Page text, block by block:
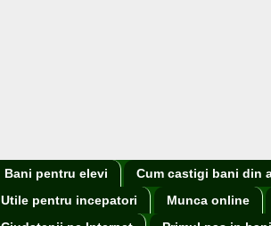
Bani pentru elevi Cum castigi bani din
Utile pentru incepatori
Munca online